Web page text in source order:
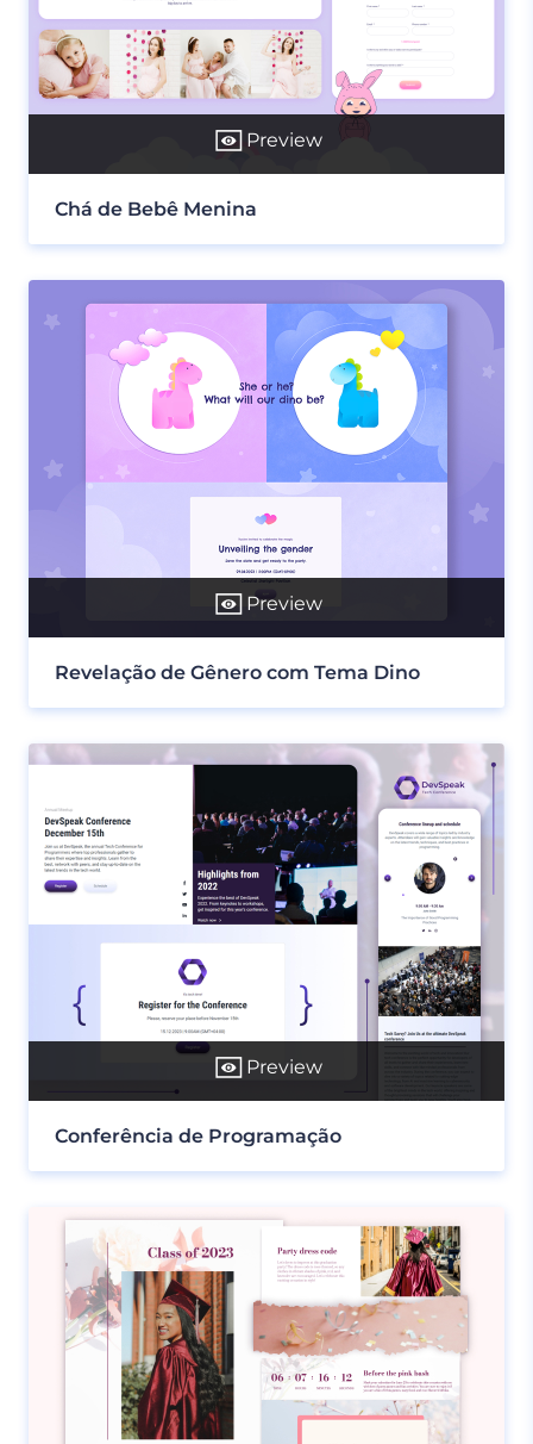
Preview
Chá de Bebê Menina
Preview
Revelação de Gênero com Tema Dino
Preview
Conferência de Programação